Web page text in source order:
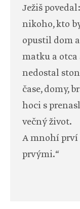
Ježiš
nikoho, kto
opustil dom
matku a otca
nedostal
čase, domy,
hoci s
večný život.
A mnohí prví
prvými.“